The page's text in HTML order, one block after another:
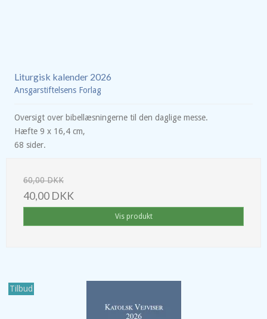
Liturgisk kalender 2026
Ansgarstiftelsens Forlag
Oversigt over bibellæsningerne til den daglige messe.
Hæfte 9 x 16,4 cm,
68 sider.
60,00 DKK
40,00 DKK
Vis produkt
Tilbud